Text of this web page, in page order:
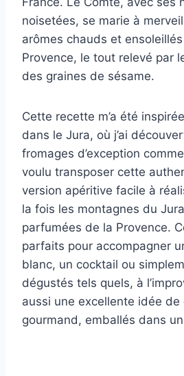
noisetées, se marie à
arômes chauds et
Provence, le tout relevé par
des graines de sésame.
Cette recette m’a été
dans le Jura, où j’ai
fromages d’exception
voulu transposer cette
version apéritive facile à
la fois les montagnes du
parfumées de la Provence.
parfaits pour accompagner
blanc, un cocktail ou
dégustés tels quels, à
aussi une excellente idée de
gourmand, emballés dans